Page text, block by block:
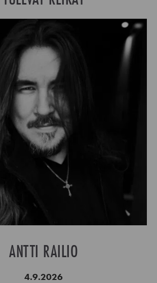
ANTTI RAILIO
4.9.2026